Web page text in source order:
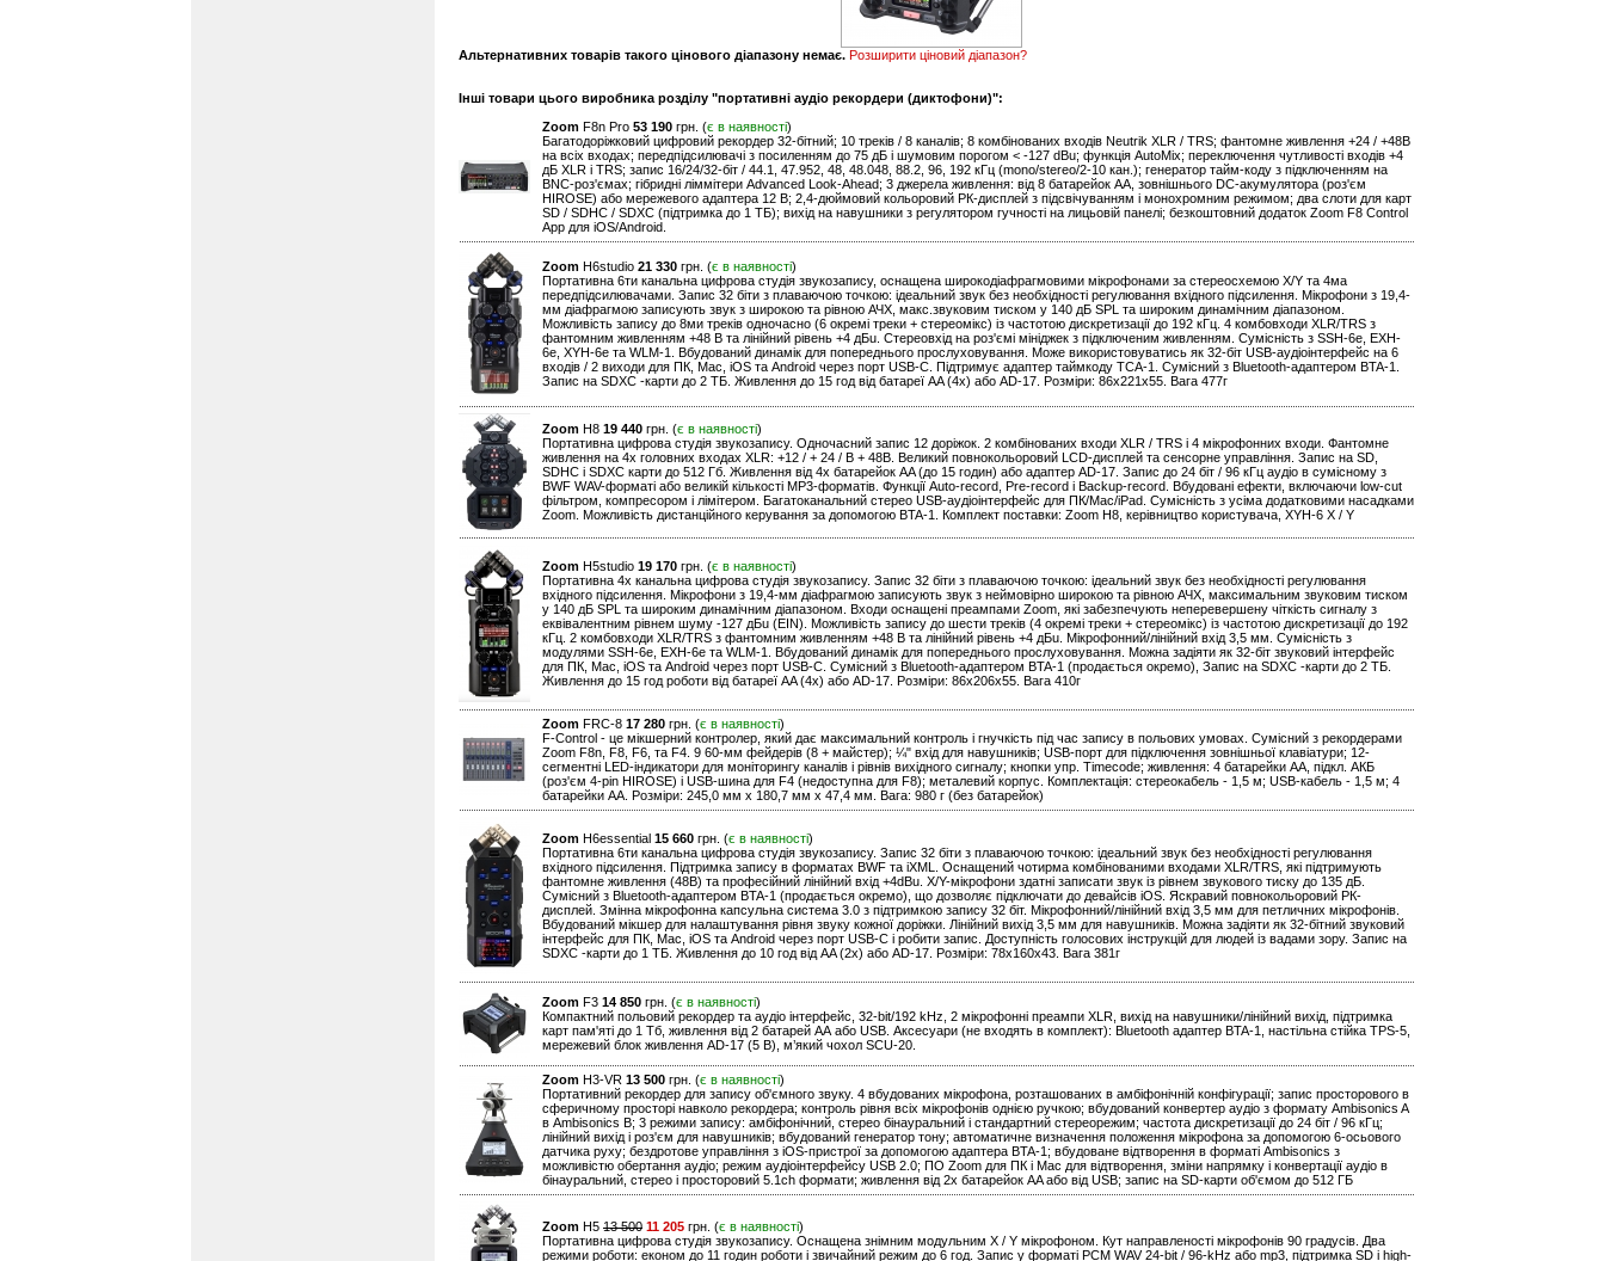
Альтернативних товарів такого цінового діапазону немає. Розширити ціновий діапазон?
Інші товари цього виробника розділу "портативні аудіо рекордери (диктофони)":
Zoom F8n Pro 53 190 грн. (є в наявності)
Багатодоріжковий цифровий рекордер 32-бітний; 10 треків / 8 каналів; 8 комбінованих входів Neutrik XLR / TRS; фантомне живлення +24 / +48В
на всіх входах; передпідсилювачі з посиленням до 75 дБ і шумовим порогом < -127 dBu; функція AutoMix; переключення чутливості входів +4
дБ XLR і TRS; запис 16/24/32-біт / 44.1, 47.952, 48, 48.048, 88.2, 96, 192 кГц (mono/stereo/2-10 кан.); генератор тайм-коду з підключенням на
BNC-роз'ємах; гібридні ліммітери Advanced Look-Ahead; 3 джерела живлення: від 8 батарейок АА, зовнішнього DC-акумулятора (роз'єм
HIROSE) або мережевого адаптера 12 В; 2,4-дюймовий кольоровий РК-дисплей з підсвічуванням і монохромним режимом; два слоти для карт
SD / SDHC / SDXC (підтримка до 1 ТБ); вихід на навушники з регулятором гучності на лицьовій панелі; безкоштовний додаток Zoom F8 Control
App для iOS/Android.
Zoom H6studio 21 330 грн. (є в наявності)
Портативна 6ти канальна цифрова студія звукозапису, оснащена широкодіафрагмовими мікрофонами за стереосхемою X/Y та 4ма
передпідсилювачами. Запис 32 біти з плаваючою точкою: ідеальний звук без необхідності регулювання вхідного підсилення. Мікрофони з 19,4-
мм діафрагмою записують звук з широкою та рівною АЧХ, макс.звуковим тиском у 140 дБ SPL та широким динамічним діапазоном.
Можливість запису до 8ми треків одночасно (6 окремі треки + стереомікс) із частотою дискретизації до 192 кГц. 4 комбовходи XLR/TRS з
фантомним живленням +48 В та лінійний рівень +4 дБu. Стереовхід на роз'ємі мініджек з підключеним живленням. Сумісність з SSH-6e, EXH-
6e, XYH-6e та WLM-1. Вбудований динамік для попереднього прослуховування. Може використовуватись як 32-біт USB-аудіоінтерфейс на 6
входів / 2 виходи для ПК, Mac, iOS та Android через порт USB-C. Підтримує адаптер таймкоду TCA-1. Сумісний з Bluetooth-адаптером BTA-1.
Запис на SDXC -карти до 2 ТБ. Живлення до 15 год від батареї AA (4x) або AD-17. Розміри: 86х221х55. Вага 477г
Zoom H8 19 440 грн. (є в наявності)
Портативна цифрова студія звукозапису. Одночасний запис 12 доріжок. 2 комбінованих входи XLR / TRS і 4 мікрофонних входи. Фантомне
живлення на 4х головних входах XLR: +12 / + 24 / В + 48В. Великий повнокольоровий LCD-дисплей та сенсорне управління. Запис на SD,
SDHC і SDXC карти до 512 Гб. Живлення від 4х батарейок AA (до 15 годин) або адаптер AD-17. Запис до 24 біт / 96 кГц аудіо в сумісному з
BWF WAV-форматі або великій кількості MP3-форматів. Функції Auto-record, Pre-record і Backup-record. Вбудовані ефекти, включаючи low-cut
фільтром, компресором і лімітером. Багатоканальний стерео USB-аудіоінтерфейс для ПК/Mac/iPad. Сумісність з усіма додатковими насадками
Zoom. Можливість дистанційного керування за допомогою BTA-1. Комплект поставки: Zoom H8, керівництво користувача, XYH-6 X / Y
Zoom H5studio 19 170 грн. (є в наявності)
Портативна 4х канальна цифрова студія звукозапису. Запис 32 біти з плаваючою точкою: ідеальний звук без необхідності регулювання
вхідного підсилення. Мікрофони з 19,4-мм діафрагмою записують звук з неймовірно широкою та рівною АЧХ, максимальним звуковим тиском
у 140 дБ SPL та широким динамічним діапазоном. Входи оснащені преампами Zoom, які забезпечують неперевершену чіткість сигналу з
еквівалентним рівнем шуму -127 дБu (EIN). Можливість запису до шести треків (4 окремі треки + стереомікс) із частотою дискретизації до 192
кГц. 2 комбовходи XLR/TRS з фантомним живленням +48 В та лінійний рівень +4 дБu. Мікрофонний/лінійний вхід 3,5 мм. Сумісність з
модулями SSH-6e, EXH-6e та WLM-1. Вбудований динамік для попереднього прослуховування. Можна задіяти як 32-біт звуковий інтерфейс
для ПК, Mac, iOS та Android через порт USB-C. Сумісний з Bluetooth-адаптером BTA-1 (продається окремо), Запис на SDXC -карти до 2 ТБ.
Живлення до 15 год роботи від батареї AA (4x) або AD-17. Розміри: 86х206х55. Вага 410г
Zoom FRC-8 17 280 грн. (є в наявності)
F-Control - це мікшерний контролер, який дає максимальний контроль і гнучкість під час запису в польових умовах. Сумісний з рекордерами
Zoom F8n, F8, F6, та F4. 9 60-мм фейдерів (8 + майстер); ¼" вхід для навушників; USB-порт для підключення зовнішньої клавіатури; 12-
сегментні LED-індикатори для моніторингу каналів і рівнів вихідного сигналу; кнопки упр. Timecode; живлення: 4 батарейки AA, підкл. АКБ
(роз'єм 4-pin HIROSE) і USB-шина для F4 (недоступна для F8); металевий корпус. Комплектація: стереокабель - 1,5 м; USB-кабель - 1,5 м; 4
батарейки AA. Розміри: 245,0 мм x 180,7 мм x 47,4 мм. Вага: 980 г (без батарейок)
Zoom H6essential 15 660 грн. (є в наявності)
Портативна 6ти канальна цифрова студія звукозапису. Запис 32 біти з плаваючою точкою: ідеальний звук без необхідності регулювання
вхідного підсилення. Підтримка запису в форматах BWF та iXML. Оснащений чотирма комбінованими входами XLR/TRS, які підтримують
фантомне живлення (48В) та професійний лінійний вхід +4dBu. X/Y-мікрофони здатні записати звук із рівнем звукового тиску до 135 дБ.
Сумісний з Bluetooth-адаптером BTA-1 (продається окремо), що дозволяє підключати до девайсів iOS. Яскравий повнокольоровий РК-
дисплей. Змінна мікрофонна капсульна система 3.0 з підтримкою запису 32 біт. Мікрофонний/лінійний вхід 3,5 мм для петличних мікрофонів.
Вбудований мікшер для налаштування рівня звуку кожної доріжки. Лінійний вихід 3,5 мм для навушників. Можна задіяти як 32-бітний звуковий
інтерфейс для ПК, Mac, iOS та Android через порт USB-C і робити запис. Доступність голосових інструкцій для людей із вадами зору. Запис на
SDXC -карти до 1 ТБ. Живлення до 10 год від AA (2x) або AD-17. Розміри: 78х160х43. Вага 381г
Zoom F3 14 850 грн. (є в наявності)
Компактний польовий рекордер та аудіо інтерфейс, 32-bit/192 kHz, 2 мікрофонні преампи XLR, вихід на навушники/лінійний вихід, підтримка
карт пам'яті до 1 Тб, живлення від 2 батарей АА або USB. Аксесуари (не входять в комплект): Bluetooth адаптер BTA-1, настільна стійка TPS-5,
мережевий блок живлення AD-17 (5 В), м’який чохол SCU-20.
Zoom H3-VR 13 500 грн. (є в наявності)
Портативний рекордер для запису об'ємного звуку. 4 вбудованих мікрофона, розташованих в амбіфонічній конфігурації; запис просторового в
сферичному просторі навколо рекордера; контроль рівня всіх мікрофонів однією ручкою; вбудований конвертер аудіо з формату Ambisonics A
в Ambisonics B; 3 режими запису: амбіфонічний, стерео бінауральний і стандартний стереорежим; частота дискретизації до 24 біт / 96 кГц;
лінійний вихід і роз'єм для навушників; вбудований генератор тону; автоматичне визначення положення мікрофона за допомогою 6-осьового
датчика руху; бездротове управління з iOS-пристрої за допомогою адаптера BTA-1; вбудоване відтворення в форматі Ambisonics з
можливістю обертання аудіо; режим аудіоінтерфейсу USB 2.0; ПО Zoom для ПК і Mac для відтворення, зміни напрямку і конвертації аудіо в
бінауральний, стерео і просторовий 5.1ch формати; живлення від 2х батарейок AA або від USB; запис на SD-карти об'ємом до 512 ГБ
Zoom H5 13 500 11 205 грн. (є в наявності)
Портативна цифрова студія звукозапису. Оснащена знімним модульним X / Y мікрофоном. Кут направленості мікрофонів 90 градусів. Два
режими роботи: економ до 11 годин роботи і звичайний режим до 6 год. Запис у форматі PCM WAV 24-bit / 96-kHz або mp3, підтримка SD і high-